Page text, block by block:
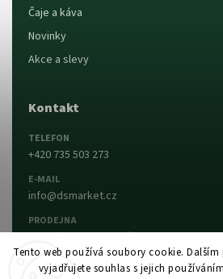
Tento web používá soubory cookie.
vyjadřujete souhlas s jejich
Čaje a káva
Novinky
Akce a slevy
Kontakt
TELEFON
+420 735 503 273
E-MAIL
info@dsmarket.cz
PRODEJNA
Dlouhá 90, 763 15 Slušovice